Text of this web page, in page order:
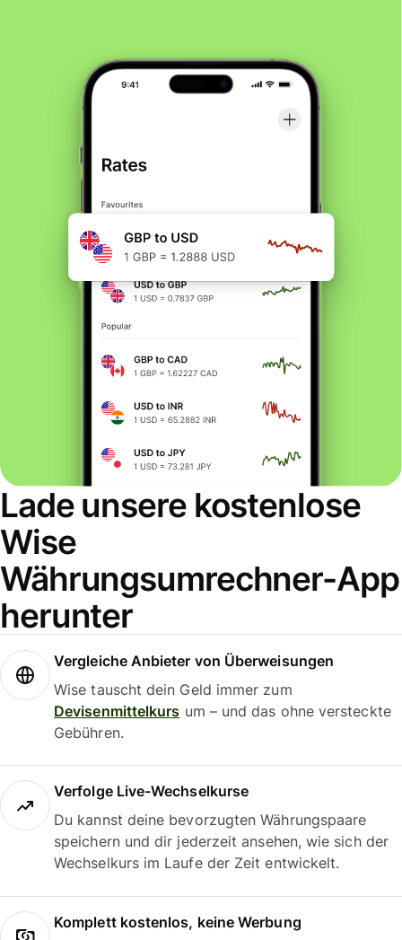
Lade unsere kostenlose
Wise
Währungsumrechner-App
herunter
Vergleiche Anbieter von Überweisungen
Wise tauscht dein Geld immer zum
Devisenmittelkurs um – und das ohne versteckte
Gebühren.
Verfolge Live-Wechselkurse
Du kannst deine bevorzugten Währungspaare
speichern und dir jederzeit ansehen, wie sich der
Wechselkurs im Laufe der Zeit entwickelt.
Komplett kostenlos, keine Werbung